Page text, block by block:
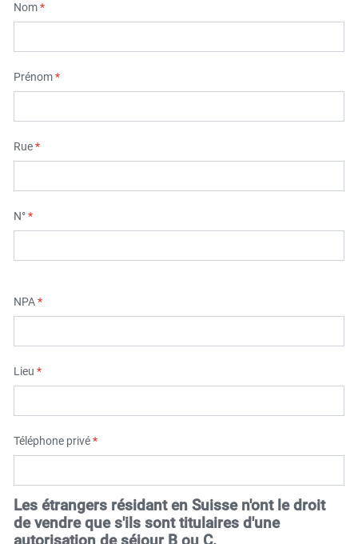
Nom*
Prénom*
Rue*
N°*
NPA*
Lieu *
Téléphone privé*
Les étrangers résidant en Suisse n'ont le droit
de vendre que s'ils sont titulaires d'une